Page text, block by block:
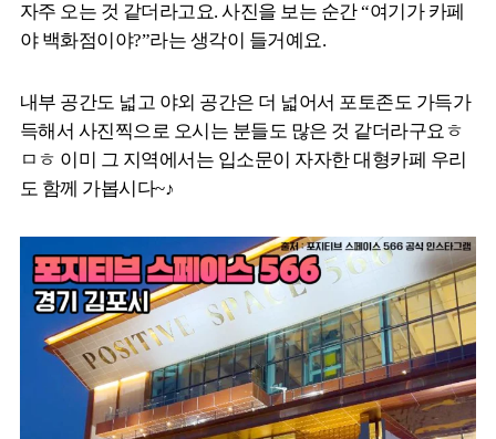
자주 오는 것 같더라고요. 사진을 보는 순간 “여기가 카페
야 백화점이야?”라는 생각이 들거예요.
내부 공간도 넓고 야외 공간은 더 넓어서 포토존도 가득가
득해서 사진찍으로 오시는 분들도 많은 것 같더라구요ㅎ
ㅁㅎ 이미 그 지역에서는 입소문이 자자한 대형카페 우리
도 함께 가봅시다~♪